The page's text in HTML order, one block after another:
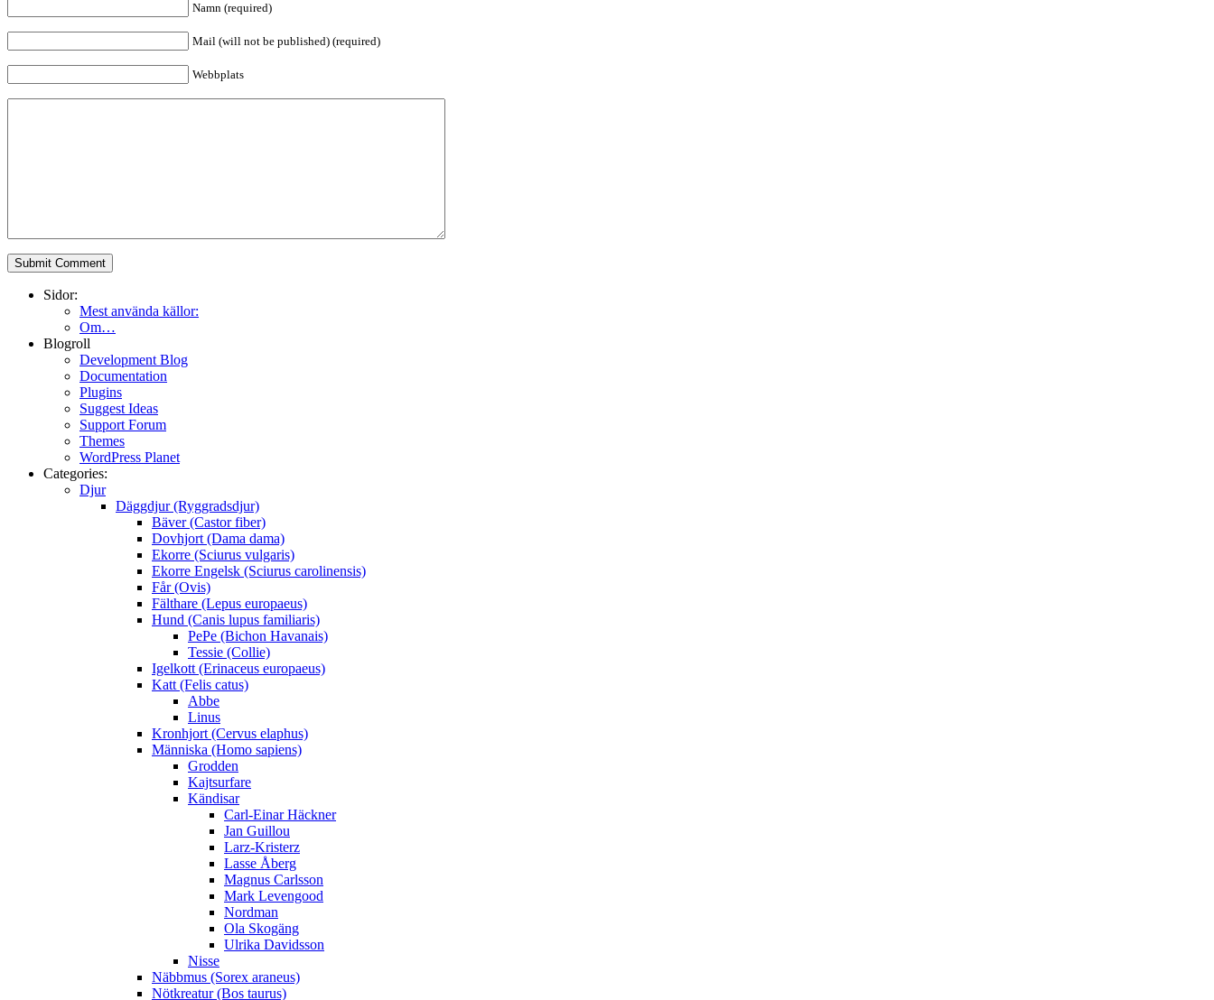
Namn (required)
Mail (will not be published) (required)
Webbplats
Sidor:
Mest använda källor:
Om…
Blogroll
Development Blog
Documentation
Plugins
Suggest Ideas
Support Forum
Themes
WordPress Planet
Categories:
Djur
Däggdjur (Ryggradsdjur)
Bäver (Castor fiber)
Dovhjort (Dama dama)
Ekorre (Sciurus vulgaris)
Ekorre Engelsk (Sciurus carolinensis)
Får (Ovis)
Fälthare (Lepus europaeus)
Hund (Canis lupus familiaris)
PePe (Bichon Havanais)
Tessie (Collie)
Igelkott (Erinaceus europaeus)
Katt (Felis catus)
Abbe
Linus
Kronhjort (Cervus elaphus)
Människa (Homo sapiens)
Grodden
Kajtsurfare
Kändisar
Carl-Einar Häckner
Jan Guillou
Larz-Kristerz
Lasse Åberg
Magnus Carlsson
Mark Levengood
Nordman
Ola Skogäng
Ulrika Davidsson
Nisse
Näbbmus (Sorex araneus)
Nötkreatur (Bos taurus)